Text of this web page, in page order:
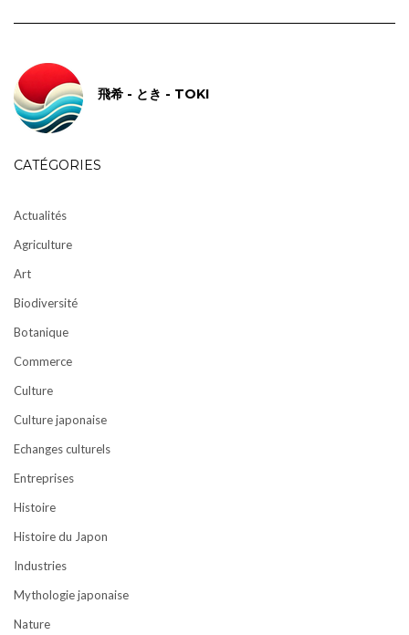
飛希 - とき - TOKI
CATÉGORIES
Actualités
Agriculture
Art
Biodiversité
Botanique
Commerce
Culture
Culture japonaise
Echanges culturels
Entreprises
Histoire
Histoire du Japon
Industries
Mythologie japonaise
Nature